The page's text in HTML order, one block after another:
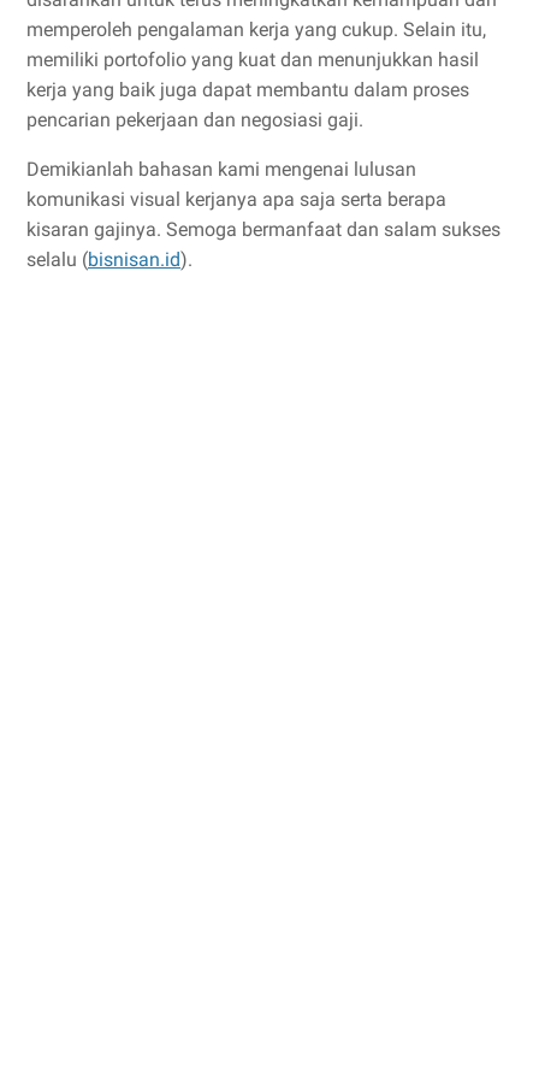
memperoleh pengalaman kerja yang cukup. Selain itu,
memiliki portofolio yang kuat dan menunjukkan hasil
kerja yang baik juga dapat membantu dalam proses
pencarian pekerjaan dan negosiasi gaji.
Demikianlah bahasan kami mengenai lulusan
komunikasi visual kerjanya apa saja serta berapa
kisaran gajinya. Semoga bermanfaat dan salam sukses
selalu (bisnisan.id).